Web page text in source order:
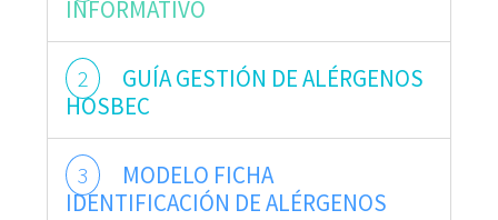
INFORMATIVO
2
GUÍA GESTIÓN DE ALÉRGENOS
HOSBEC
3
MODELO FICHA
IDENTIFICACIÓN DE ALÉRGENOS